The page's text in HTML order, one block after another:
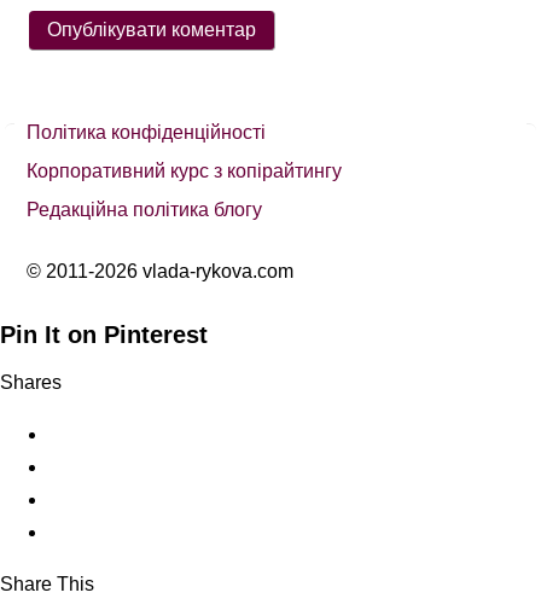
Політика конфіденційності
Корпоративний курс з копірайтингу
Редакційна політика блогу
© 2011-2026 vlada-rykova.com
Pin It on Pinterest
Shares
Share This